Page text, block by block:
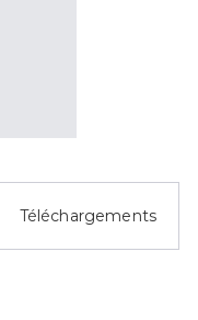
Téléchargements